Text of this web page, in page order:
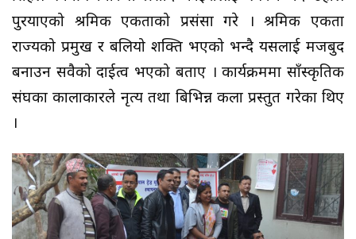
पुरयाएको श्रमिक एकताको प्रसंसा गरे । श्रमिक एकता
राज्यको प्रमुख र बलियो शक्ति भएको भन्दै यसलाई मजबुद
बनाउन सवैको दाईत्व भएको बताए । कार्यक्रममा साँस्कृतिक
संघका कालाकारले नृत्य तथा बिभिन्न कला प्रस्तुत गरेका थिए
।